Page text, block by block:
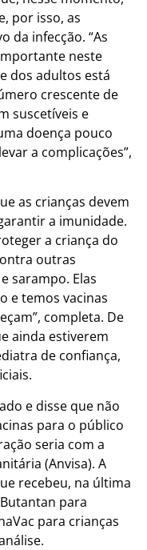
por isso, as
da infecção. “As
neste
dos adultos está
crescente de
suscetíveis e
doença pouco
a complicações”,
as crianças devem
a imunidade.
a criança do
outras
sarampo. Elas
e temos vacinas
completa. De
ainda estiverem
de confiança,
e disse que não
para o público
seria com a
(Anvisa). A
recebeu, na última
para
para crianças